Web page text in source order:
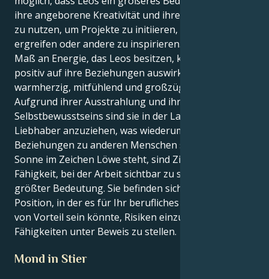
ihre angeborene Kreativität und ihren Enthusiasmus
zu nutzen, um Projekte zu initiieren, die Initiative zu
ergreifen oder andere zu inspirieren. Das erhöhte
Maß an Energie, das Leos besitzen, könnte sich
positiv auf ihre Beziehungen auswirken, da sie stets
warmherzig, mitfühlend und großzügig sind.
Aufgrund ihrer Ausstrahlung und ihres
Selbstbewusstseins sind sie in der Lage, Freunde und
Liebhaber anzuziehen, was wiederum ihre
Beziehungen zu anderen Menschen stärkt. Wenn die
Sonne im Zeichen Löwe steht, sind Ziele und die
Fähigkeit, bei der Arbeit sichtbar zu sein, von
größter Bedeutung. Sie befinden sich jetzt in einer
Position, in der es für Ihr berufliches Fortkommen
von Vorteil sein könnte, Risiken einzugehen und Ihre
Fähigkeiten unter Beweis zu stellen.
Mond in Stier